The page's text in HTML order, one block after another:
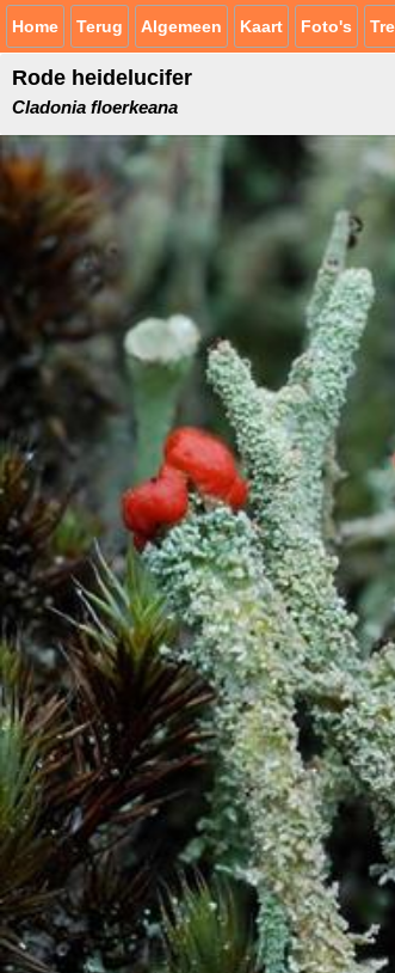
Home Terug Algemeen Kaart Foto's
Rode heidelucifer
Cladonia floerkeana